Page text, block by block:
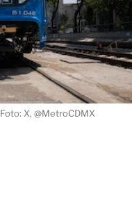
Foto: X, @MetroCDMX